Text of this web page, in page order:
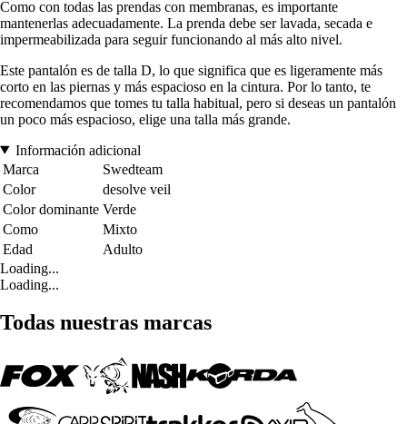
Como con todas las prendas con membranas, es importante
mantenerlas adecuadamente. La prenda debe ser lavada, secada e
impermeabilizada para seguir funcionando al más alto nivel.
Este pantalón es de talla D, lo que significa que es ligeramente más
corto en las piernas y más espacioso en la cintura. Por lo tanto, te
recomendamos que tomes tu talla habitual, pero si deseas un pantalón
un poco más espacioso, elige una talla más grande.
Información adicional
Marca
Swedteam
Color
desolve veil
Color dominante Verde
Como
Mixto
Edad
Adulto
Loading...
Loading...
Todas nuestras marcas